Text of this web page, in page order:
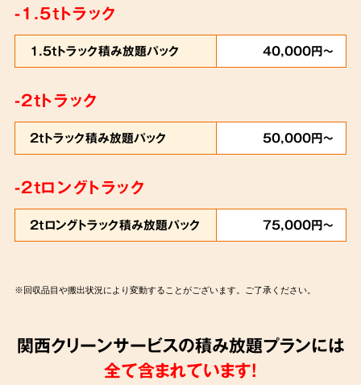
-1.5tトラック
1.5tトラック積み放題パック 40,000円～
-2tトラック
2tトラック積み放題パック 50,000円～
-2tロングトラック
2tロングトラック積み放題パック 75,000円～
※回収品目や搬出状況により変動することがございます。ご了承ください。
関西クリーンサービスの積み放題プランには
全て含まれています!